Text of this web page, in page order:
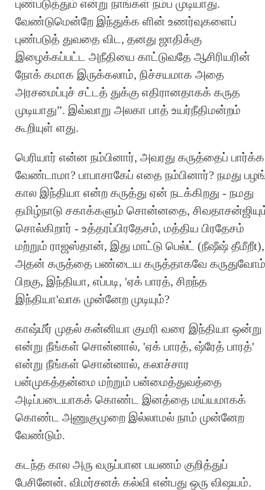
புண்படுத்தும் என்று நாங்கள் நம்ப முடியாது.
வேண்டுமென்றே இந்துக்க ளின் உணர்வுகளைப்
புண்படுத் துவதை விட, தனது ஜாதிக்கு
இழைக்கப்பட்ட அநீதியை காட்டுவதே ஆசிரியரின்
நோக் கமாக இருக்கலாம், நிச்சயமாக அதை
அரசமைப்புச் சட்டத் துக்கு எதிரானதாகக் கருத
முடியாது”. இவ்வாறு அலகா பாத் உயர்நீதிமன்றம்
கூறியுள் ளது.
பெரியார் என்ன நம்பினார், அவரது கருத்தைப் பார்க்க
வேண்டாமா? பாபாசாகேப் எதை நம்பினார்? நமது
கால இந்தியா என்ற கருத்து ஏன் நடக்கிறது - நமது
தமிழ்நாடு சகாக்களும் சொன்னதை,
சொல்கிறார் - உத்தரப்பிரதேசம், மத்திய பிரதேசம்
மற்றும் ராஜஸ்தான், இது மாட்டு பெல்ட் (நீஷீஷ் தீமீறீt),
அதன் கருத்தை பண்டைய கருத்தாகவே
பிறகு, இந்தியா, எப்படி, 'ஏக் பாரத், சிறந்த
இந்தியா'வாக முன்னேற முடியும்?
காஷ்மீர் முதல் கன்னியா குமரி வரை இந்தியா ஒன்று
என்று நீங்கள் சொன்னால், 'ஏக் பாரத், ஷ்ரேத் பாரத்'
என்று நீங்கள் சொன்னால், கலாச்சார
பன்முகத்தன்மை மற்றும் பன்மைத்துவத்தை
அடிப்படையாகக் கொண்ட இனத்தை மய்யமாகக்
கொண்ட அணுகுமுறை இல்லாமல் நாம் முன்னேற
வேண்டும்.
கடந்த கால அரு வருப்பான பயணம் குறித்துப்
பேசினேன். விமர்சனக் கல்வி என்பது ஒரு விஷயம்.